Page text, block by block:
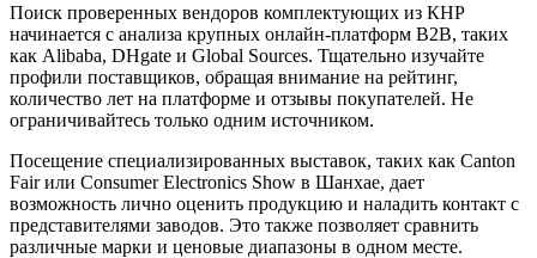
Поиск проверенных вендоров комплектующих из КНР
начинается с анализа крупных онлайн-платформ B2B, таких
как Alibaba, DHgate и Global Sources. Тщательно изучайте
профили поставщиков, обращая внимание на рейтинг,
количество лет на платформе и отзывы покупателей. Не
ограничивайтесь только одним источником.
Посещение специализированных выставок, таких как Canton
Fair или Consumer Electronics Show в Шанхае, дает
возможность лично оценить продукцию и наладить контакт с
представителями заводов. Это также позволяет сравнить
различные марки и ценовые диапазоны в одном месте.